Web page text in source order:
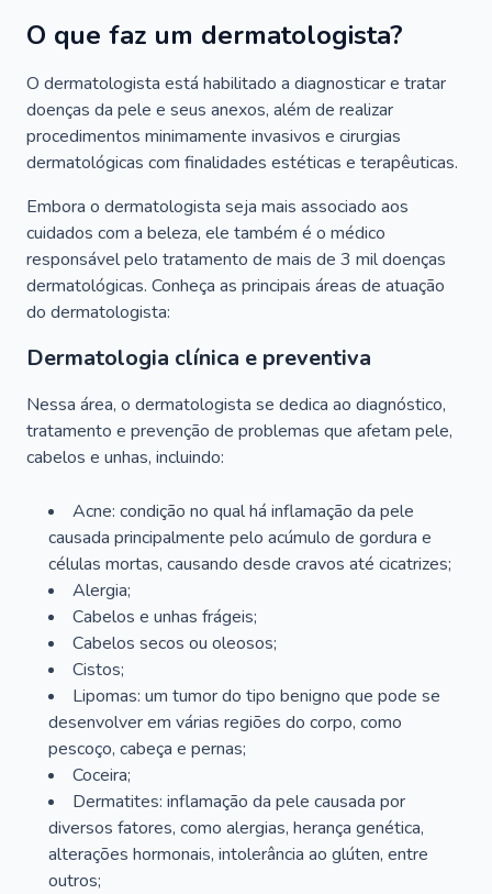
O que faz um dermatologista?
O dermatologista está habilitado a diagnosticar e tratar
doenças da pele e seus anexos, além de realizar
procedimentos minimamente invasivos e cirurgias
dermatológicas com finalidades estéticas e terapêuticas.
Embora o dermatologista seja mais associado aos
cuidados com a beleza, ele também é o médico
responsável pelo tratamento de mais de 3 mil doenças
dermatológicas. Conheça as principais áreas de atuação
do dermatologista:
Dermatologia clínica e preventiva
Nessa área, o dermatologista se dedica ao diagnóstico,
tratamento e prevenção de problemas que afetam pele,
cabelos e unhas, incluindo:
Acne: condição no qual há inflamação da pele
causada principalmente pelo acúmulo de gordura e
células mortas, causando desde cravos até cicatrizes;
Alergia;
Cabelos e unhas frágeis;
Cabelos secos ou oleosos;
Cistos;
Lipomas: um tumor do tipo benigno que pode se
desenvolver em várias regiões do corpo, como
pescoço, cabeça e pernas;
Coceira;
Dermatites: inflamação da pele causada por
diversos fatores, como alergias, herança genética,
alterações hormonais, intolerância ao glúten, entre
outros;